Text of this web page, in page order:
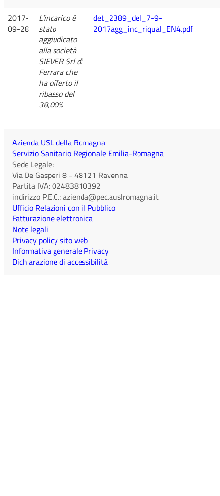
2017-
09-28
L'incarico è
stato
aggiudicato
alla società
SIEVER Srl di
Ferrara che
ha offerto il
ribasso del
38,00%
det_2389_del_7-9-
2017agg_inc_riqual_EN4.pdf
Azienda USL della Romagna
Servizio Sanitario Regionale Emilia-Romagna
Sede Legale:
Via De Gasperi 8 - 48121 Ravenna
Partita IVA:02483810392
indirizzo P.E.C.:azienda@pec.auslromagna.it
Ufficio Relazioni con il Pubblico
Fatturazione elettronica
Note legali
Privacy policy sito web
Informativa generale Privacy
Dichiarazione di accessibilità